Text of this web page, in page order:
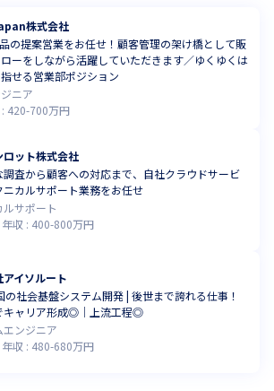
株式会社
の提案営業をお任せ！顧客管理の架け橋として販
ーをしながら活躍していただきます／ゆくゆくは
せる営業部ポジション
ニア
420-700万円
ロット株式会社
調査から顧客への対応まで、自社クラウドサービ
ニカルサポート業務をお任せ
ルサポート
年収 : 400-800万円
イソルート
の社会基盤システム開発 | 後世まで誇れる仕事！
キャリア形成◎｜上流工程◎
エンジニア
年収 : 480-680万円